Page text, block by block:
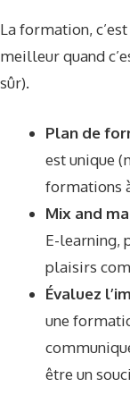
La formation,
meilleur quand
sûr).
Plan de
est unique
formations
Mix and
E-learning,
plaisirs
Évaluez
une
être un